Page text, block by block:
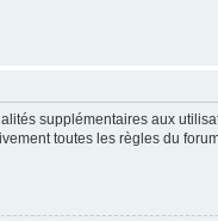
supplémentaires aux
toutes les règles du